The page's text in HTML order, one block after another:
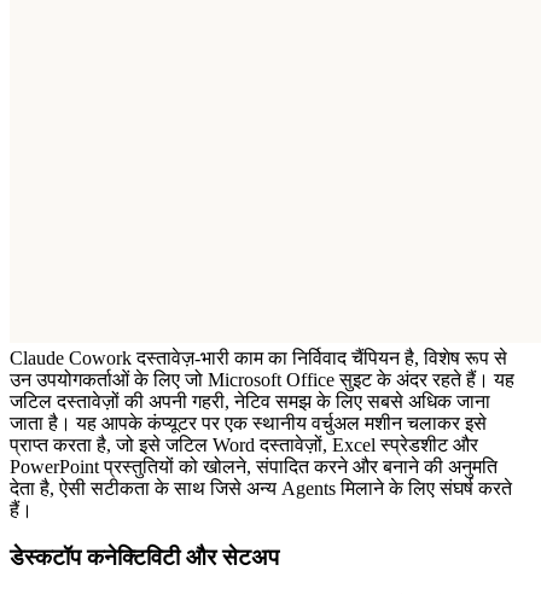
Claude Cowork दस्तावेज़-भारी काम का निर्विवाद चैंपियन है, विशेष रूप से
उन उपयोगकर्ताओं के लिए जो Microsoft Office सुइट के अंदर रहते हैं। यह
जटिल दस्तावेज़ों की अपनी गहरी, नेटिव समझ के लिए सबसे अधिक जाना
जाता है। यह आपके कंप्यूटर पर एक स्थानीय वर्चुअल मशीन चलाकर इसे
प्राप्त करता है, जो इसे जटिल Word दस्तावेज़ों, Excel स्प्रेडशीट और
PowerPoint प्रस्तुतियों को खोलने, संपादित करने और बनाने की अनुमति
देता है, ऐसी सटीकता के साथ जिसे अन्य Agents मिलाने के लिए संघर्ष करते
हैं।
डेस्कटॉप कनेक्टिविटी और सेटअप